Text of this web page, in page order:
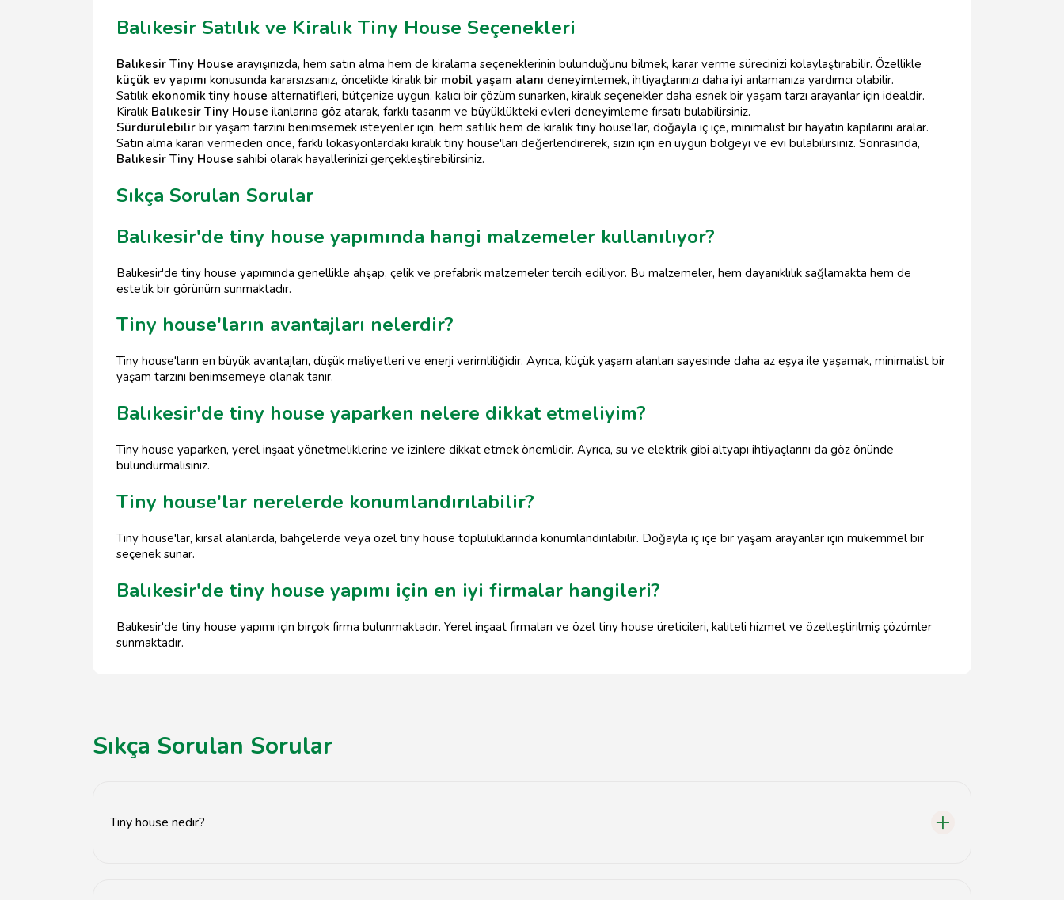
Balıkesir Satılık ve Kiralık Tiny House Seçenekleri
Balıkesir Tiny House arayışınızda, hem satın alma hem de kiralama seçeneklerinin bulunduğunu bilmek, karar verme sürecinizi kolaylaştırabilir. Özellikle
küçük ev yapımı konusunda kararsızsanız, öncelikle kiralık bir mobil yaşam alanı deneyimlemek, ihtiyaçlarınızı daha iyi anlamanıza yardımcı olabilir.
Satılık ekonomik tiny house alternatifleri, bütçenize uygun, kalıcı bir çözüm sunarken, kiralık seçenekler daha esnek bir yaşam tarzı arayanlar için idealdir.
Kiralık Balıkesir Tiny House ilanlarına göz atarak, farklı tasarım ve büyüklükteki evleri deneyimleme fırsatı bulabilirsiniz.
Sürdürülebilir bir yaşam tarzını benimsemek isteyenler için, hem satılık hem de kiralık tiny house'lar, doğayla iç içe, minimalist bir hayatın kapılarını aralar.
Satın alma kararı vermeden önce, farklı lokasyonlardaki kiralık tiny house'ları değerlendirerek, sizin için en uygun bölgeyi ve evi bulabilirsiniz. Sonrasında,
Balıkesir Tiny House sahibi olarak hayallerinizi gerçekleştirebilirsiniz.
Sıkça Sorulan Sorular
Balıkesir'de tiny house yapımında hangi malzemeler kullanılıyor?
Balıkesir'de tiny house yapımında genellikle ahşap, çelik ve prefabrik malzemeler tercih ediliyor. Bu malzemeler, hem dayanıklılık sağlamakta hem de
estetik bir görünüm sunmaktadır.
Tiny house'ların avantajları nelerdir?
Tiny house'ların en büyük avantajları, düşük maliyetleri ve enerji verimliliğidir. Ayrıca, küçük yaşam alanları sayesinde daha az eşya ile yaşamak, minimalist bir
yaşam tarzını benimsemeye olanak tanır.
Balıkesir'de tiny house yaparken nelere dikkat etmeliyim?
Tiny house yaparken, yerel inşaat yönetmeliklerine ve izinlere dikkat etmek önemlidir. Ayrıca, su ve elektrik gibi altyapı ihtiyaçlarını da göz önünde
bulundurmalısınız.
Tiny house'lar nerelerde konumlandırılabilir?
Tiny house'lar, kırsal alanlarda, bahçelerde veya özel tiny house topluluklarında konumlandırılabilir. Doğayla iç içe bir yaşam arayanlar için mükemmel bir
seçenek sunar.
Balıkesir'de tiny house yapımı için en iyi firmalar hangileri?
Balıkesir'de tiny house yapımı için birçok firma bulunmaktadır. Yerel inşaat firmaları ve özel tiny house üreticileri, kaliteli hizmet ve özelleştirilmiş çözümler
sunmaktadır.
Sıkça Sorulan Sorular
Tiny house nedir?